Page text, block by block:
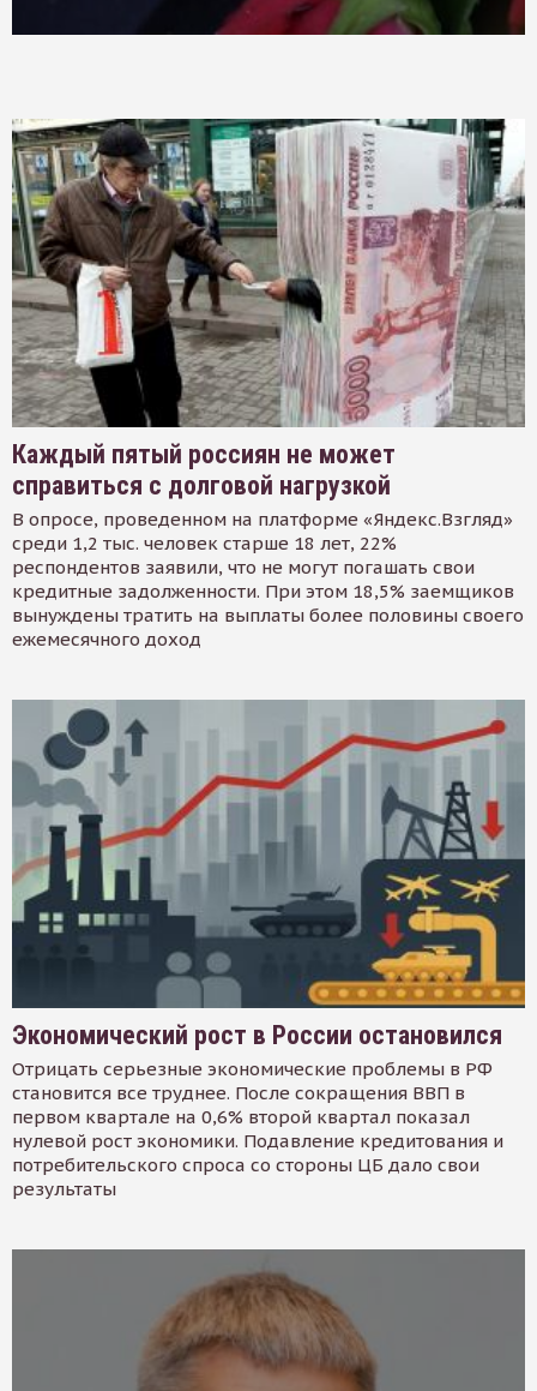
Каждый пятый россиян не может
справиться с долговой нагрузкой
В опросе, проведенном на платформе «Яндекс.Взгляд»
среди 1,2 тыс. человек старше 18 лет, 22%
респондентов заявили, что не могут погашать свои
кредитные задолженности. При этом 18,5% заемщиков
вынуждены тратить на выплаты более половины своего
ежемесячного доход
Экономический рост в России остановился
Отрицать серьезные экономические проблемы в РФ
становится все труднее. После сокращения ВВП в
первом квартале на 0,6% второй квартал показал
нулевой рост экономики. Подавление кредитования и
потребительского спроса со стороны ЦБ дало свои
результаты